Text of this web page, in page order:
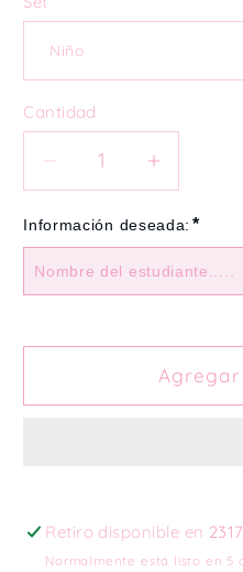
Cantidad
Reducir
cantidad
para
Set
lápices
grabados
Aumentar
cantidad
para
Set
lápices
Información deseada: *
Retiro disponible en 2317
Normalmente está listo en 5